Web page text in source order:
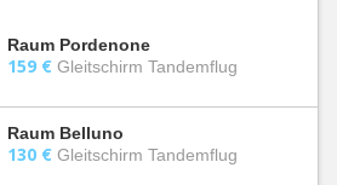
Raum Pordenone
159 € Gleitschirm Tandemflug
Raum Belluno
130 € Gleitschirm Tandemflug